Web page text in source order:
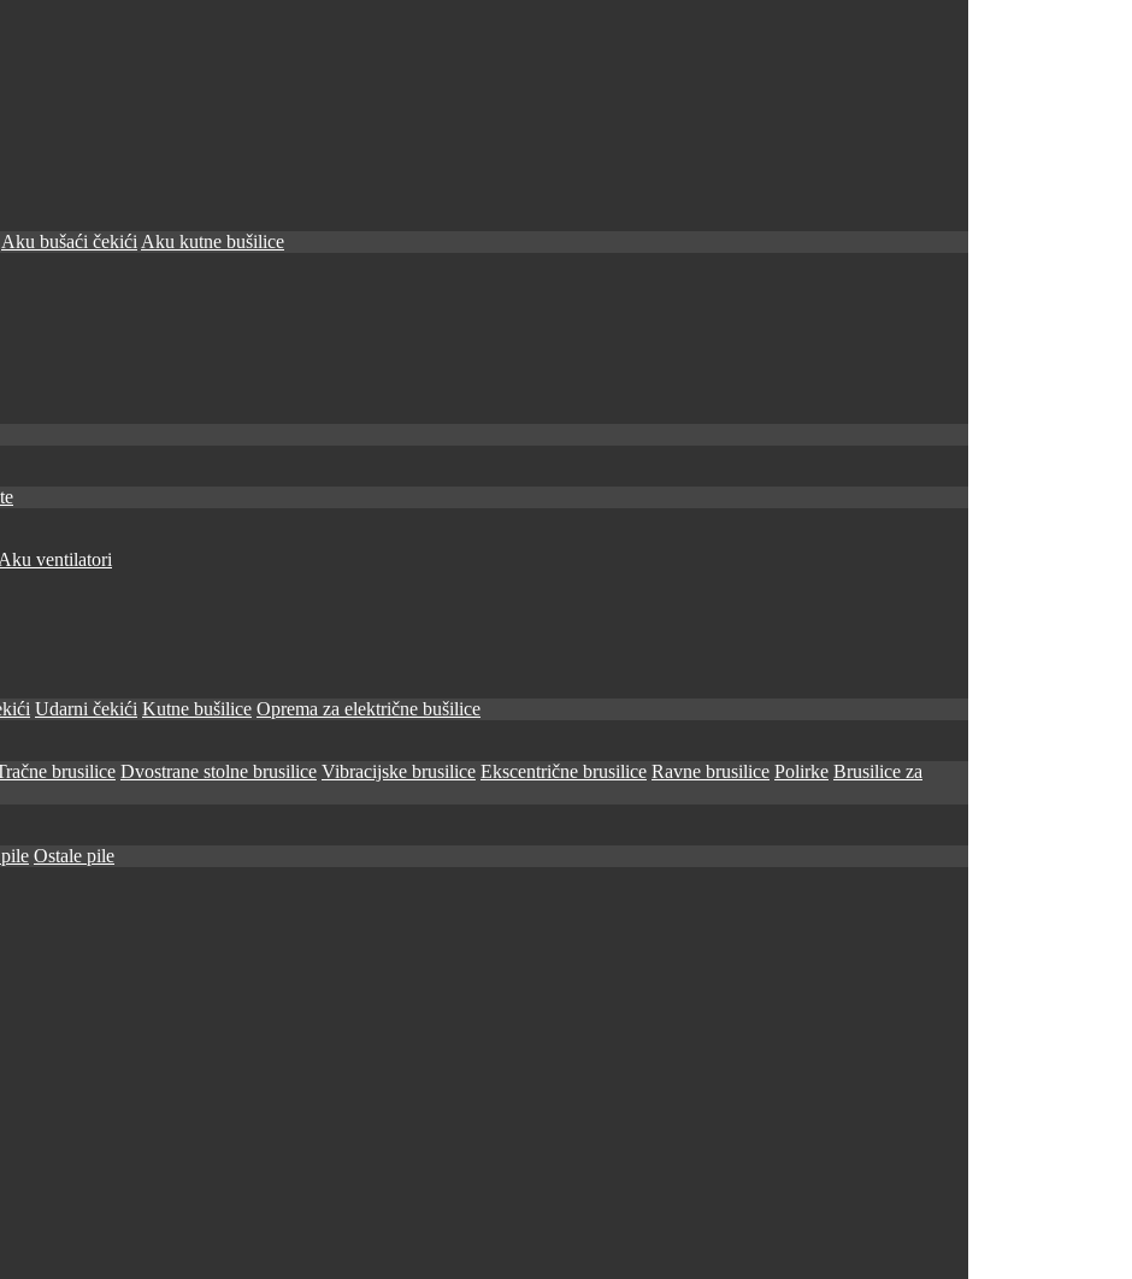
Aku bušaći čekići Aku kutne bušilice
Aku ventilatori
Udarni čekići Kutne bušilice Oprema za električne bušilice
brusilice Dvostrane stolne brusilice Vibracijske brusilice Ekscentrične brusilice Ravne brusilice Polirke Brusilice za
Ostale pile